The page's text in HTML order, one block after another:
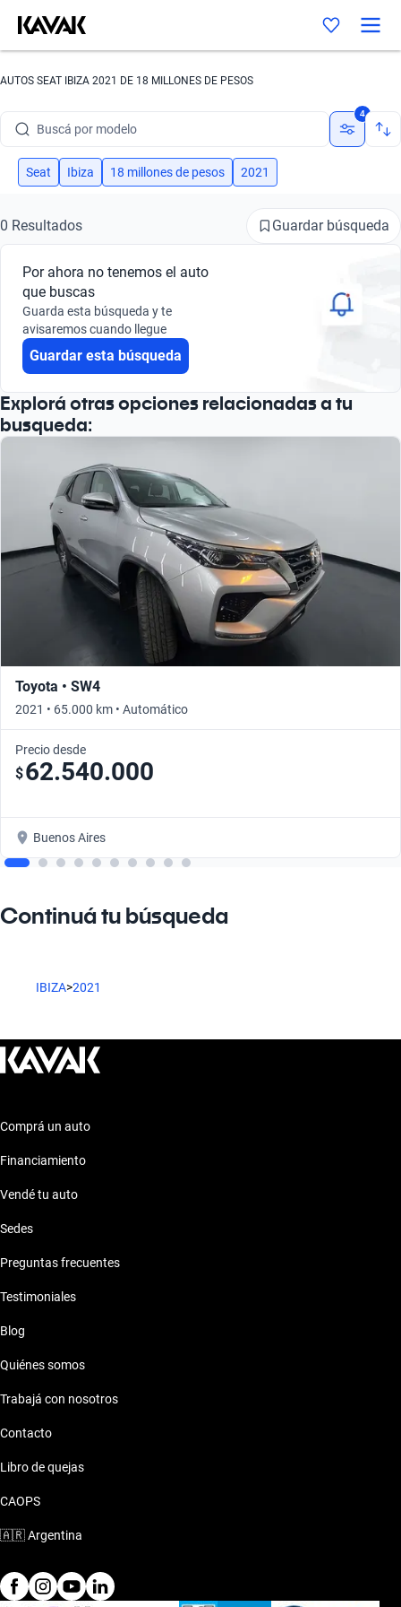
AUTOS SEAT IBIZA 2021 DE 18 MILLONES DE PESOS
Buscá por modelo
Buscá por versión
Buscá por marca
Buscá por modelo
Buscá por versión
4
Seat Ibiza 18 millones de pesos 2021
0 Resultados Guardar búsqueda
Por ahora no tenemos el auto
que buscas
Guarda esta búsqueda y te
avisaremos cuando llegue
Guardar esta búsqueda
Explorá otras opciones relacionadas a tu
busqueda:
Toyota • SW4
2021 • 65.000 km • Automático
Precio desde
$62.540.000
Buenos Aires
Continuá tu búsqueda
IBIZA>2021
Comprá un auto
Financiamiento
Vendé tu auto
Sedes
Preguntas frecuentes
Testimoniales
Blog
Quiénes somos
Trabajá con nosotros
Contacto
Libro de quejas
CAOPS
🇦🇷Argentina